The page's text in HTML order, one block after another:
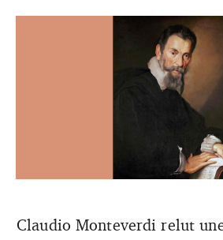
Claudio Monteverdi relut